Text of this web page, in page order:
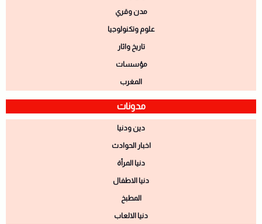
مدن وقري
علوم وتكنولوجيا
تاريخ واثار
مؤسسات
المغرب
مدونات
دين ودنيا
اخبار الحوادث
دنيا المرأة
دنيا الاطفال
المطبخ
دنيا الالعاب